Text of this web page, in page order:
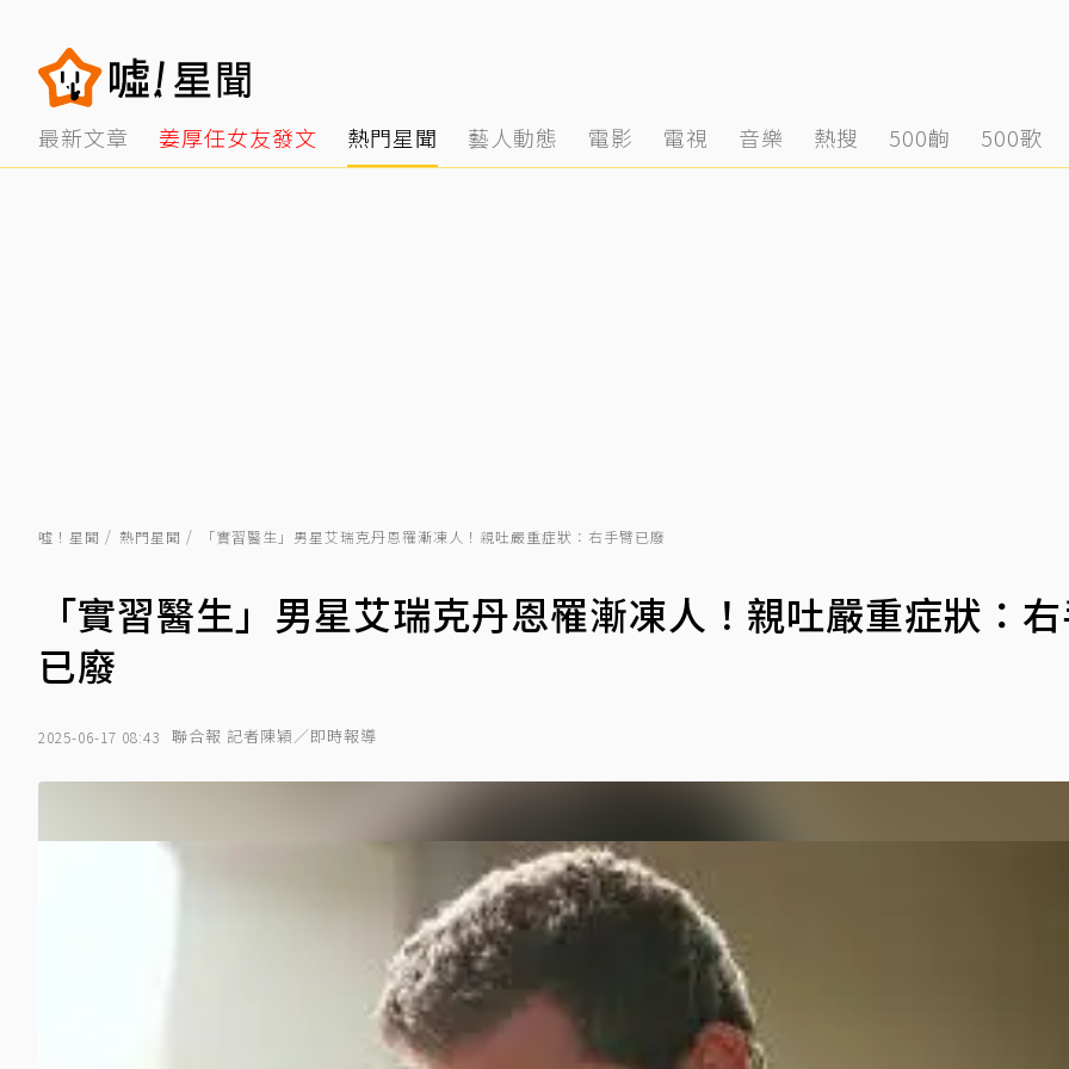
最新文章 姜厚任女友發文 熱門星聞 藝人動態 電影 電視 音樂 熱搜 500齣 500歌
噓！星聞 熱門星聞 「實習醫生」男星艾瑞克丹恩罹漸凍人！親吐嚴重症狀：右手臂已廢
「實習醫生」男星艾瑞克丹恩罹漸凍人！親吐嚴重症狀：
已廢
2025-06-17 08:43 聯合報 記者陳穎／即時報導